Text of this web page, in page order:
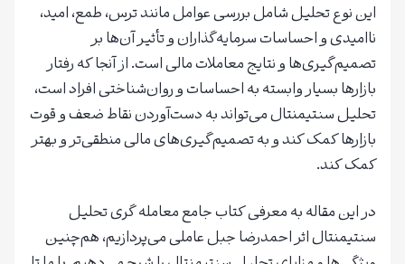
این نوع تحلیل شامل بررسی عوامل مانند ترس، طمع، امید،
ناامیدی و احساسات سرمایه‌گذاران و تأثیر آن‌ها بر
تصمیم‌گیری‌ها و نتایج معاملات مالی است. از آنجا که رفتار
بازارها بسیار وابسته به احساسات و روان‌شناختی افراد است،
تحلیل سنتیمنتال می‌تواند به دست‌آوردن نقاط ضعف و قوت
بازارها کمک کند و به تصمیم‌گیری‌های مالی منطقی‌تر و بهتر
کمک کند.
در این مقاله به معرفی کتاب جامع معامله گری تحلیل
سنتیمنتال اثر احمدرضا جبل عاملی می‌پردازیم، هم‌چنین